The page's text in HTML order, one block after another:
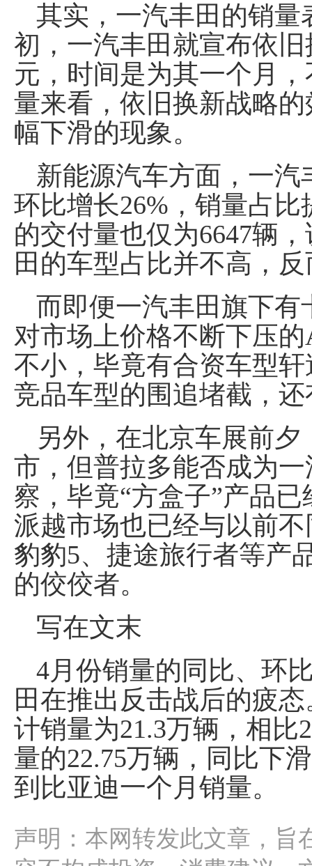
其实，一汽丰田的销量
初，一汽丰田就宣布依
元，时间是为其一个月
量来看，依旧换新战略
幅下滑的现象。
新能源汽车方面，一汽
环比增长26%，销量占
的交付量也仅为6647辆
田的车型占比并不高，
而即便一汽丰田旗下
对市场上价格不断下压
不小，毕竟有合资车型
竞品车型的围追堵截，
另外，在北京车展前
市，但普拉多能否成为
察，毕竟“方盒子”产品
派越市场也已经与以前
豹豹5、捷途旅行者等产
的佼佼者。
写在文末
4月份销量的同比、环
田在推出反击战后的疲
计销量为21.3万辆，相比
量的22.75万辆，同比下
到比亚迪一个月销量。
声明：本网转发此文章，旨